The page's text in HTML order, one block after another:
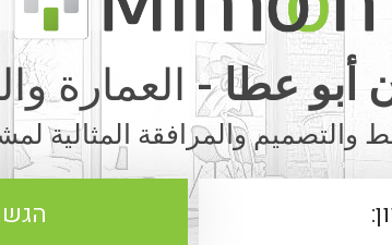
أبو عطا - العمارة
والتصميم والمرافقة المثالية